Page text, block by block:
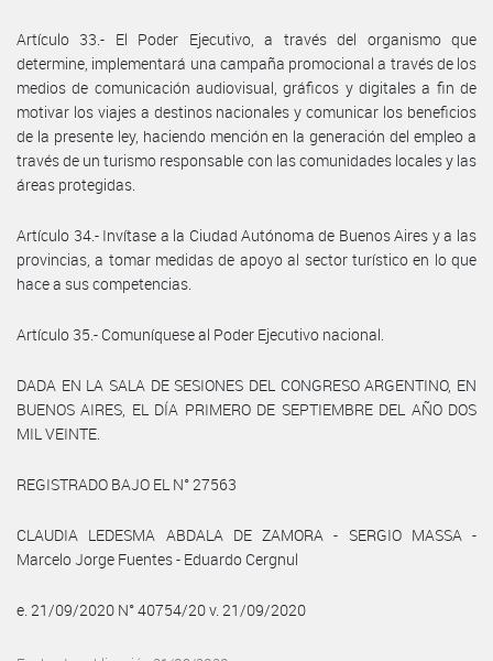
Artículo 33.- El Poder Ejecutivo, a través del organismo que
determine, implementará una campaña promocional a través de los
medios de comunicación audiovisual, gráficos y digitales a fin de
motivar los viajes a destinos nacionales y comunicar los beneficios
de la presente ley, haciendo mención en la generación del empleo a
través de un turismo responsable con las comunidades locales y las
áreas protegidas.
Artículo 34.- Invítase a la Ciudad Autónoma de Buenos Aires y a las
provincias, a tomar medidas de apoyo al sector turístico en lo que
hace a sus competencias.
Artículo 35.- Comuníquese al Poder Ejecutivo nacional.
DADA EN LA SALA DE SESIONES DEL CONGRESO ARGENTINO, EN
BUENOS AIRES, EL DÍA PRIMERO DE SEPTIEMBRE DEL AÑO DOS
MIL VEINTE.
REGISTRADO BAJO EL N° 27563
CLAUDIA LEDESMA ABDALA DE ZAMORA - SERGIO MASSA -
Marcelo Jorge Fuentes - Eduardo Cergnul
e. 21/09/2020 N° 40754/20 v. 21/09/2020